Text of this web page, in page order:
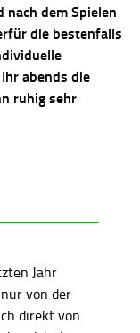
dem Spielen
die bestenfalls
abends die
ruhig sehr
Jahr
von der
direkt von